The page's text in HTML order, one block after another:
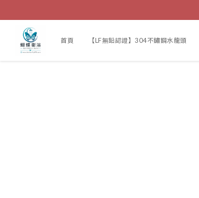
首頁 【LF無鉛認證】304不鏽鋼水龍頭